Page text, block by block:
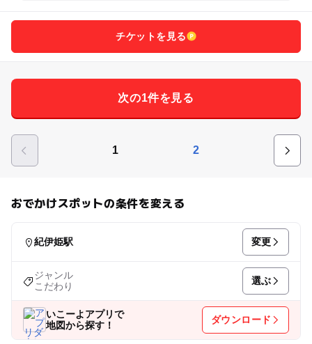
チケットを見る
次の1件を見る
1 2
おでかけスポットの条件を変える
紀伊姫駅 変更
ジャンル
こだわり
選ぶ
いこーよアプリで
地図から探す！
ダウンロード